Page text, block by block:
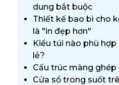
dung bắt buộc
Thiết kế bao bì cho
là "in đẹp hơn"
Kiểu túi nào phù
lẻ?
Cấu trúc màng ghép
Cửa sổ trong suốt